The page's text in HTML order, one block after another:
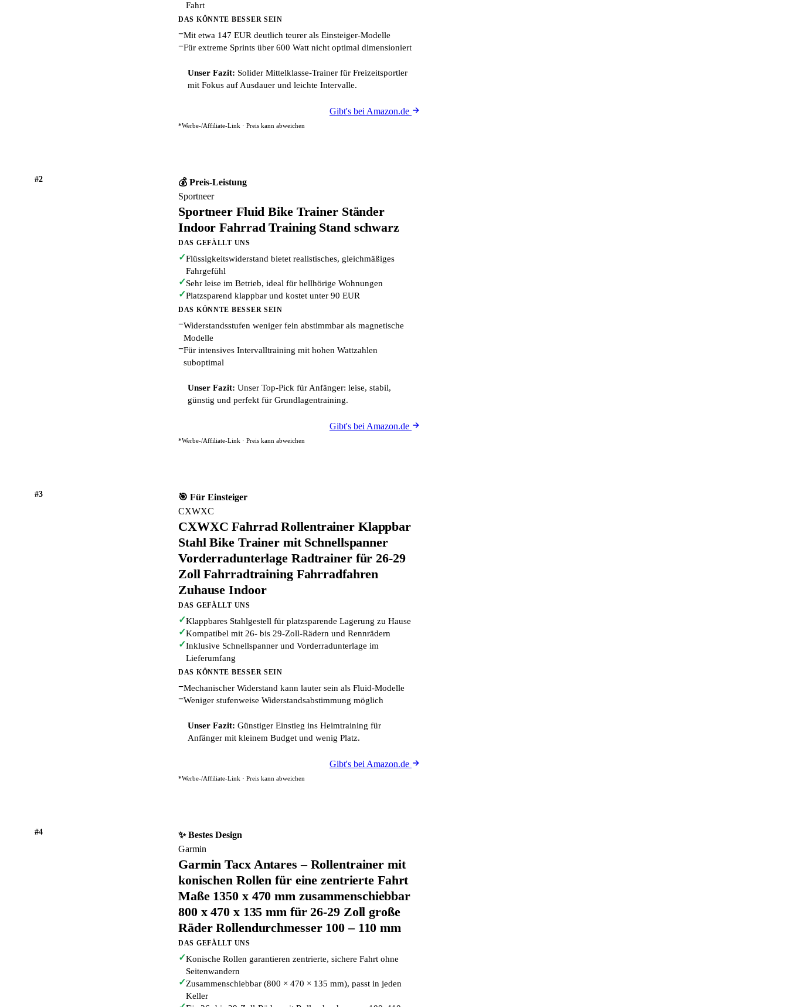
Fahrt
DAS KÖNNTE BESSER SEIN
−Mit etwa 147 EUR deutlich teurer als Einsteiger-Modelle
−Für extreme Sprints über 600 Watt nicht optimal dimensioniert
Unser Fazit: Solider Mittelklasse-Trainer für Freizeitsportler
mit Fokus auf Ausdauer und leichte Intervalle.
Gibt's bei Amazon.de
*Werbe-/Affiliate-Link · Preis kann abweichen
#2
💰 Preis-Leistung
Sportneer
Sportneer Fluid Bike Trainer Ständer
Indoor Fahrrad Training Stand schwarz
DAS GEFÄLLT UNS
✓Flüssigkeitswiderstand bietet realistisches, gleichmäßiges
Fahrgefühl
✓Sehr leise im Betrieb, ideal für hellhörige Wohnungen
✓Platzsparend klappbar und kostet unter 90 EUR
DAS KÖNNTE BESSER SEIN
−Widerstandsstufen weniger fein abstimmbar als magnetische
Modelle
−Für intensives Intervalltraining mit hohen Wattzahlen
suboptimal
Unser Fazit: Unser Top-Pick für Anfänger: leise, stabil,
günstig und perfekt für Grundlagentraining.
Gibt's bei Amazon.de
*Werbe-/Affiliate-Link · Preis kann abweichen
#3
🎯 Für Einsteiger
CXWXC
CXWXC Fahrrad Rollentrainer Klappbar
Stahl Bike Trainer mit Schnellspanner
Vorderradunterlage Radtrainer für 26-29
Zoll Fahrradtraining Fahrradfahren
Zuhause Indoor
DAS GEFÄLLT UNS
✓Klappbares Stahlgestell für platzsparende Lagerung zu Hause
✓Kompatibel mit 26- bis 29-Zoll-Rädern und Rennrädern
✓Inklusive Schnellspanner und Vorderradunterlage im
Lieferumfang
DAS KÖNNTE BESSER SEIN
−Mechanischer Widerstand kann lauter sein als Fluid-Modelle
−Weniger stufenweise Widerstandsabstimmung möglich
Unser Fazit: Günstiger Einstieg ins Heimtraining für
Anfänger mit kleinem Budget und wenig Platz.
Gibt's bei Amazon.de
*Werbe-/Affiliate-Link · Preis kann abweichen
#4
✨ Bestes Design
Garmin
Garmin Tacx Antares – Rollentrainer mit
konischen Rollen für eine zentrierte Fahrt
Maße 1350 x 470 mm zusammenschiebbar
800 x 470 x 135 mm für 26-29 Zoll große
Räder Rollendurchmesser 100 – 110 mm
DAS GEFÄLLT UNS
✓Konische Rollen garantieren zentrierte, sichere Fahrt ohne
Seitenwandern
✓Zusammenschiebbar (800 × 470 × 135 mm), passt in jeden
Keller